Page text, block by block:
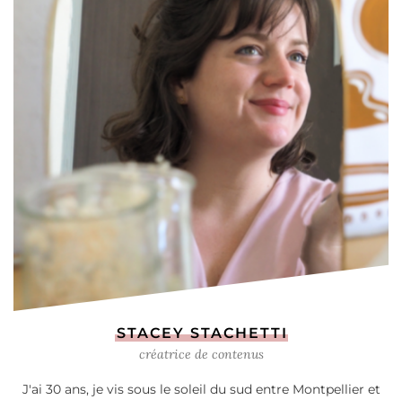
STACEY STACHETTI
créatrice de contenus
J'ai 30 ans, je vis sous le soleil du sud entre Montpellier et